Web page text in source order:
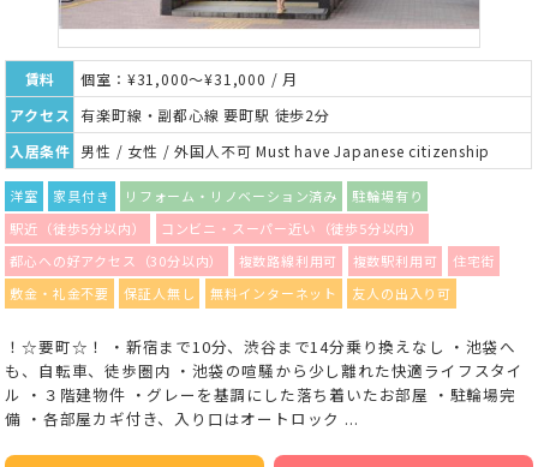
賃料
個室：¥31,000～¥31,000 / 月
アクセス
有楽町線・副都心線 要町駅 徒歩2分
入居条件 男性 / 女性 / 外国人不可 Must have Japanese citizenship
洋室 家具付き リフォーム・リノベーション済み
駐輪場有り
駅近（徒歩5分以内）
コンビニ・スーパー近い（徒歩5分以内）
都心への好アクセス（30分以内）
複数路線利用可 複数駅利用可
住宅街
敷金・礼金不要
保証人無し 無料インターネット 友人の出入り可
！☆要町☆！ ・新宿まで10分、渋谷まで14分乗り換えなし ・池袋へ
も、自転車、徒歩圏内 ・池袋の喧騒から少し離れた快適ライフスタイ
ル ・３階建物件 ・グレーを基調にした落ち着いたお部屋 ・駐輪場完
備 ・各部屋カギ付き、入り口はオートロック ...